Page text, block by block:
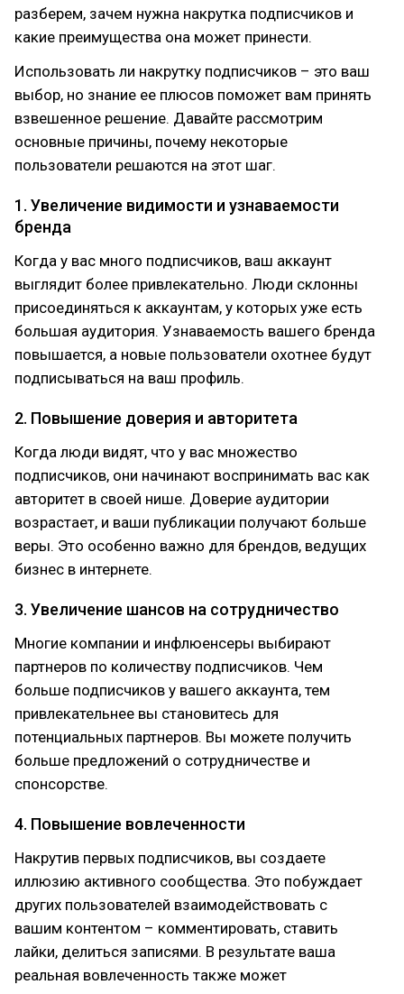
разберем, зачем нужна накрутка подписчиков и
какие преимущества она может принести.
Использовать ли накрутку подписчиков – это ваш
выбор, но знание ее плюсов поможет вам принять
взвешенное решение. Давайте рассмотрим
основные причины, почему некоторые
пользователи решаются на этот шаг.
1. Увеличение видимости и узнаваемости
бренда
Когда у вас много подписчиков, ваш аккаунт
выглядит более привлекательно. Люди склонны
присоединяться к аккаунтам, у которых уже есть
большая аудитория. Узнаваемость вашего бренда
повышается, а новые пользователи охотнее будут
подписываться на ваш профиль.
2. Повышение доверия и авторитета
Когда люди видят, что у вас множество
подписчиков, они начинают воспринимать вас как
авторитет в своей нише. Доверие аудитории
возрастает, и ваши публикации получают больше
веры. Это особенно важно для брендов, ведущих
бизнес в интернете.
3. Увеличение шансов на сотрудничество
Многие компании и инфлюенсеры выбирают
партнеров по количеству подписчиков. Чем
больше подписчиков у вашего аккаунта, тем
привлекательнее вы становитесь для
потенциальных партнеров. Вы можете получить
больше предложений о сотрудничестве и
спонсорстве.
4. Повышение вовлеченности
Накрутив первых подписчиков, вы создаете
иллюзию активного сообщества. Это побуждает
других пользователей взаимодействовать с
вашим контентом – комментировать, ставить
лайки, делиться записями. В результате ваша
реальная вовлеченность также может